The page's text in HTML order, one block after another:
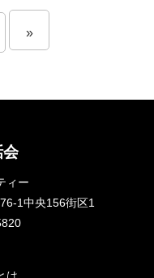
»
会
ィー
1中央156街区1
は